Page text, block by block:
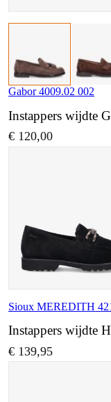
Gabor 4009.02 002
Instappers wijdte G
€ 120,00
Instappers wijdte H
€ 139,95